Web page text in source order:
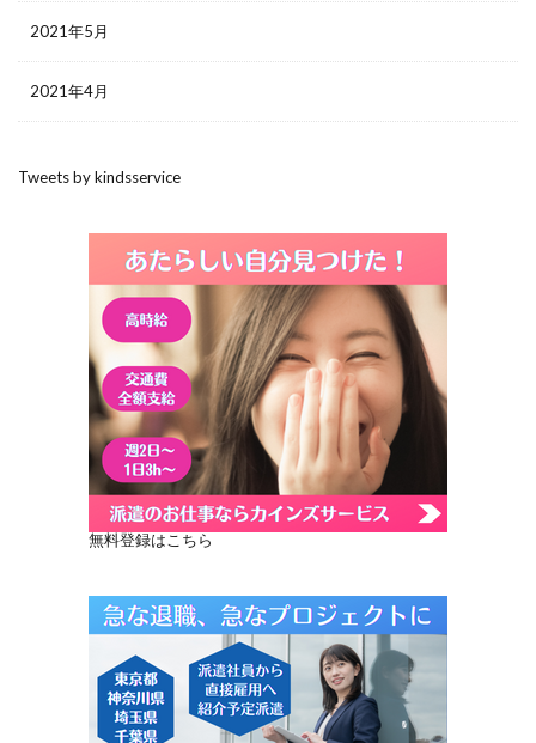
2021年5月
2021年4月
Tweets by kindsservice
無料登録はこちら